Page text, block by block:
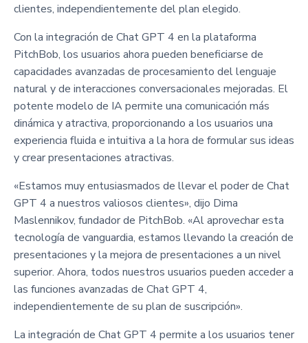
clientes, independientemente del plan elegido.
Con la integración de Chat GPT 4 en la plataforma
PitchBob, los usuarios ahora pueden beneficiarse de
capacidades avanzadas de procesamiento del lenguaje
natural y de interacciones conversacionales mejoradas. El
potente modelo de IA permite una comunicación más
dinámica y atractiva, proporcionando a los usuarios una
experiencia fluida e intuitiva a la hora de formular sus ideas
y crear presentaciones atractivas.
«Estamos muy entusiasmados de llevar el poder de Chat
GPT 4 a nuestros valiosos clientes», dijo Dima
Maslennikov, fundador de PitchBob. «Al aprovechar esta
tecnología de vanguardia, estamos llevando la creación de
presentaciones y la mejora de presentaciones a un nivel
superior. Ahora, todos nuestros usuarios pueden acceder a
las funciones avanzadas de Chat GPT 4,
independientemente de su plan de suscripción».
La integración de Chat GPT 4 permite a los usuarios tener